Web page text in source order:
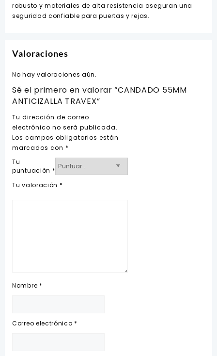
robusto y materiales de alta resistencia aseguran una
seguridad confiable para puertas y rejas.
Valoraciones
No hay valoraciones aún.
Sé el primero en valorar “CANDADO 55MM
ANTICIZALLA TRAVEX”
Tu dirección de correo
electrónico no será publicada.
Los campos obligatorios están
marcados con *
Tu
puntuación *
Tu valoración *
Nombre *
Correo electrónico *